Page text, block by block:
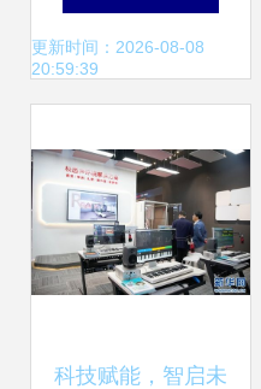
GPU与超级计算
纪元
更新时间：2026-08-08
20:59:39
科技赋能，智启未